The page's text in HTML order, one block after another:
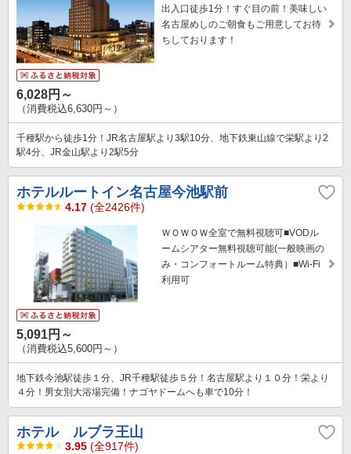
出入口徒歩1分！すぐ目の前！美味しい
名古屋めしのご朝食もご用意してお待
ちしております！
6,028円～
（消費税込6,630円～）
千種駅から徒歩1分！JR名古屋駅より3駅10分、地下鉄東山線で栄駅より2
駅4分、JR金山駅より2駅5分
ホテルルートイン名古屋今池駅前
4.17 (全2426件)
ＷＯＷＯＷ全室で無料視聴可■VODル
ームシアター無料視聴可能(一般映画の
み・コンフォートルーム特典）■Wi-Fi
利用可
5,091円～
（消費税込5,600円～）
地下鉄今池駅徒歩１分、JR千種駅徒歩５分！名古屋駅より１０分！栄より
４分！男女別大浴場完備！ナゴヤドームへも車で10分！
ホテル ルブラ王山
3.95 (全917件)